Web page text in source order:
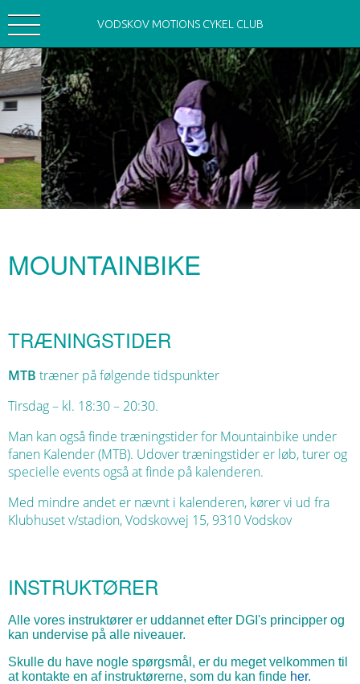
VODSKOV MOTIONS CYKEL CLUB
MOUNTAINBIKE
TRÆNINGSTIDER
MTB træner på følgende tidspunkter
Tirsdag – kl. 18:30 – 20:30.
Man kan også finde træningstider for Mountainbike under
fanen Kalender (MTB). Udover træningstider er løb, turer og
specielle events også at finde på kalenderen.
Med mindre andet er nævnt i kalenderen, kører vi ud fra
Klubhuset v/stadion, Vodskovvej 15, 9310 Vodskov
INSTRUKTØRER
Alle vores instruktører er uddannet efter DGI's principper og
kan undervise på alle niveauer.
Skulle du have nogle spørgsmål, er du meget velkommen til
at kontakte en af instruktørerne, som du kan finde her.